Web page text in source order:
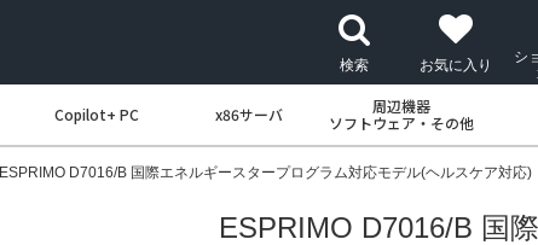
検索 お気に入り
シ
Copilot+ PC x86サーバ
周辺機器
ソフトウェア・その他
ESPRIMO D7016/B 国際エネルギースタープログラム対応モデル(ヘルスケア対応)
ESPRIMO D7016/B 国